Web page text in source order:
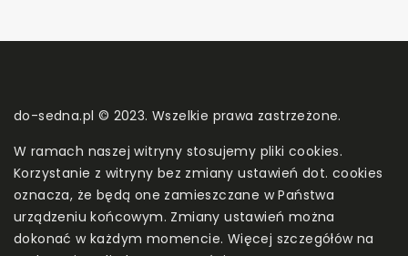
do-sedna.pl © 2023. Wszelkie prawa zastrzeżone.
W ramach naszej witryny stosujemy pliki cookies.
Korzystanie z witryny bez zmiany ustawień dot. cookies
oznacza, że będą one zamieszczane w Państwa
urządzeniu końcowym. Zmiany ustawień można
dokonać w każdym momencie. Więcej szczegółów na